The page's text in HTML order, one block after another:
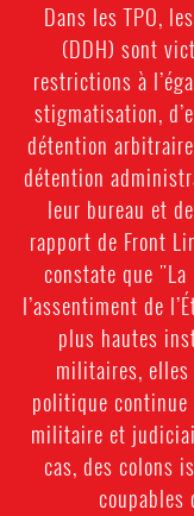
Dans les TPO,
(DDH) sont
restrictions à
stigmatisation,
détention
détention
leur bureau et
rapport de Front
constate que
l’assentiment de
plus hautes
militaires, elles
politique continue
militaire et
cas, des colons
coupables